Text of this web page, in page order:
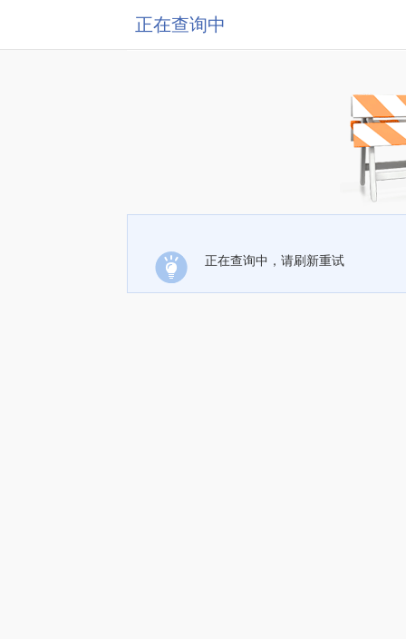
正在查询中
正在查询中，请刷新重试